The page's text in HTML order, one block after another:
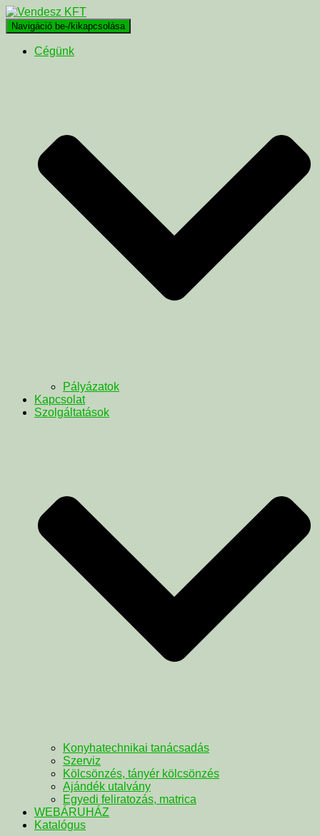
Navigáció be-/kikapcsolása
Cégünk
Pályázatok
Kapcsolat
Szolgáltatások
Konyhatechnikai tanácsadás
Szerviz
Kölcsönzés, tányér kölcsönzés
Ajándék utalvány
Egyedi feliratozás, matrica
WEBÁRUHÁZ
Katalógus